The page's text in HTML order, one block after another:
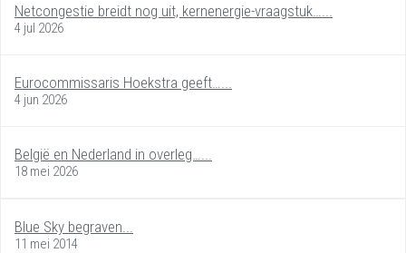
Netcongestie breidt nog uit, kernenergie-vraagstuk…...
4 jul 2026
Eurocommissaris Hoekstra geeft…...
4 jun 2026
België en Nederland in overleg…...
18 mei 2026
Blue Sky begraven...
11 mei 2014